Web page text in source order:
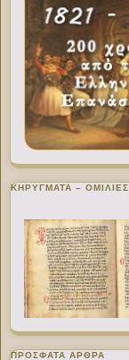
ΚΗΡΥΓΜΑΤΑ – ΟΜΙΛΙΕΣ
ΠΡΌΣΦΑΤΑ ΆΡΘΡΑ